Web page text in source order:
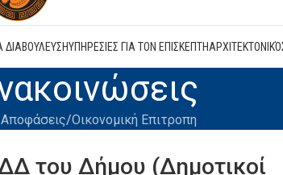
ΔΙΑΒΟΥΛΕΥΣΗΥΠΗΡΕΣΙΕΣ ΓΙΑ ΤΟΝ ΕΠΙΣΚΕΠΤΗ
Αποφάσεις Οικονομική Επιτροπη
του Δήμου (Δημοτικοί